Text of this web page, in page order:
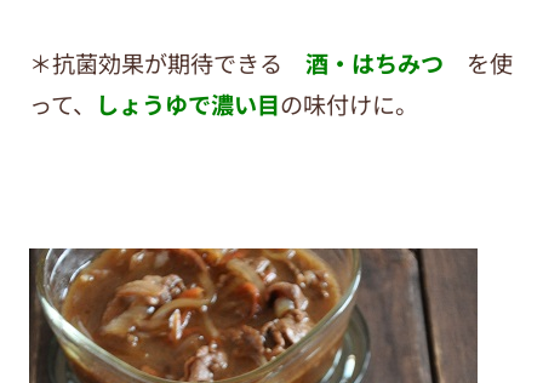
＊抗菌効果が期待できる 酒・はちみつ を使
って、 しょうゆで濃い目の味付けに。